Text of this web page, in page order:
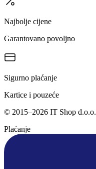
Najbolje cijene
Garantovano povoljno
Sigurno plaćanje
Kartice i pouzeće
© 2015–2026 IT Shop d.o.o.
Plaćanje